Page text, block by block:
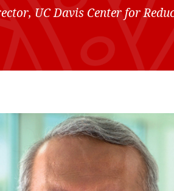
UC Davis Center for